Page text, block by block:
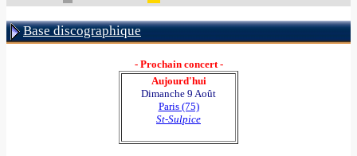
Base discographique
- Prochain concert -
Aujourd'hui
Dimanche 9 Août
Paris (75)
St-Sulpice